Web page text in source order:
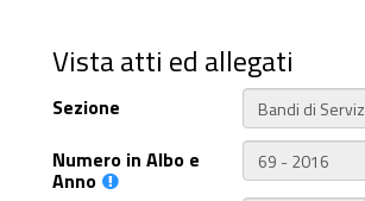
Vista atti ed allegati
Sezione
Numero in Albo e
Anno